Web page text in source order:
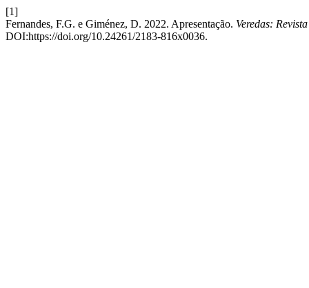
[1]
Fernandes, F.G. e Giménez, D. 2022. Apresentação. Veredas:
DOI:https://doi.org/10.24261/2183-816x0036.